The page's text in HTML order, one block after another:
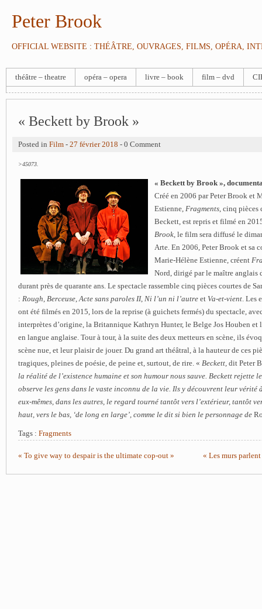
Peter Brook
OFFICIAL WEBSITE : THÉÂTRE, OUVRAGES, FILMS, OPÉRA,
théâtre – theatre opéra – opera livre – book film – dvd
« Beckett by Brook »
Posted in Film - 27 février 2018 - 0 Comment
>45073.
« Beckett by Brook »,
Créé en 2006 par Peter Brook et
Estienne, Fragments, cinq pièces
Beckett, est repris et filmé en
Brook, le film sera diffusé le
Arte. En 2006, Peter Brook et sa
Marie-Hélène Estienne, créent
Nord, dirigé par le maître anglais
durant près de quarante ans. Le spectacle rassemble cinq pièces courtes de
: Rough, Berceuse,Acte sans paroles II, Ni l’un ni l’autre et Va-et-vient. Les
ont été filmés en 2015, lors de la reprise (à guichets fermés) du spectacle,
interprètes d’origine, la Britannique Kathryn Hunter, le Belge Jos Houben
en langue anglaise. Tour à tour, à la suite des deux metteurs en scène, ils
scène nue, et leur plaisir de jouer. Du grand art théâtral, à la hauteur de ces
tragiques, pleines de poésie, de peine et, surtout, de rire. « Beckett, dit Peter
la réalité de l’existence humaine et son humour nous sauve. Beckett rejette
observe les gens dans le vaste inconnu de la vie. Ils y découvrent leur vérité
eux-mêmes, dans les autres, le regard tourné tantôt vers l’extérieur, tantôt
haut, vers le bas, ‘de long en large’, comme le dit si bien le personnage de
Tags : Fragments
« To give way to despair is the ultimate cop-out » « Les murs